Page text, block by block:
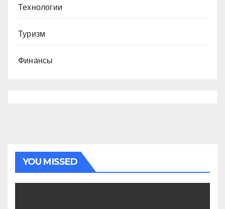
Технологии
Туризм
Финансы
YOU MISSED